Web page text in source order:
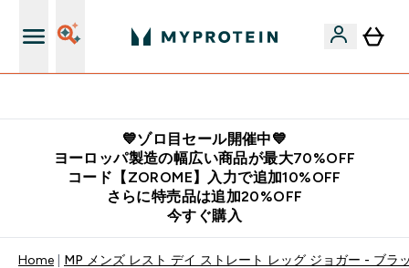
💙ゾロ目セール開催中💙
ヨーロッパ製造の幅広い商品が最大70%OFF
コード【ZOROME】入力で追加10%OFF
さらに特売品は追加20%OFF
今すぐ購入
Home MP メンズ レスト デイ ストレート レッグ ジョガー - ブラ